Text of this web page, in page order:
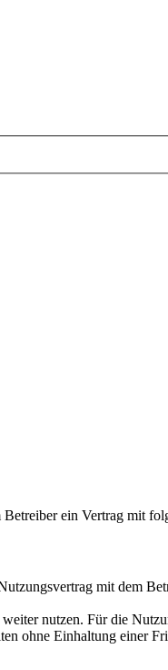
ein Vertrag mit
mit dem
nutzen. Für die
ohne Einhaltung einer